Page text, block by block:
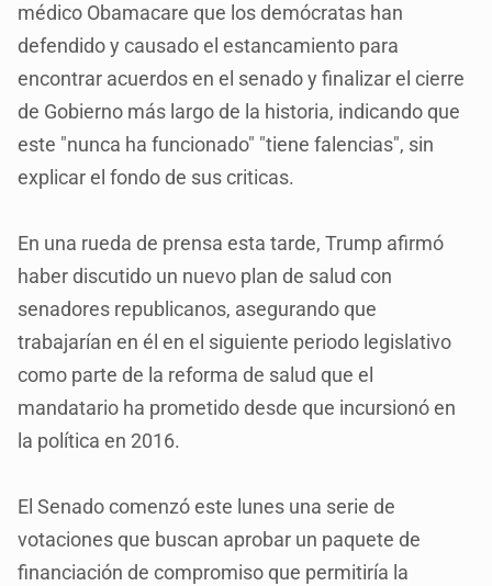
médico Obamacare que los demócratas han
defendido y causado el estancamiento para
encontrar acuerdos en el senado y finalizar el cierre
de Gobierno más largo de la historia, indicando que
este "nunca ha funcionado" "tiene falencias", sin
explicar el fondo de sus criticas.
En una rueda de prensa esta tarde, Trump afirmó
haber discutido un nuevo plan de salud con
senadores republicanos, asegurando que
trabajarían en él en el siguiente periodo legislativo
como parte de la reforma de salud que el
mandatario ha prometido desde que incursionó en
la política en 2016.
El Senado comenzó este lunes una serie de
votaciones que buscan aprobar un paquete de
financiación de compromiso que permitiría la